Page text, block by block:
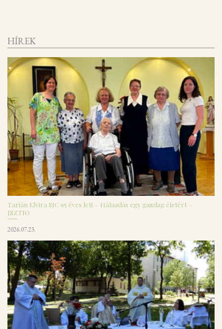
HÍREK
Tarján Elvira SJC 95 éves lett – Hálaadás egy gazdag életért –
JSZTIO
2026.07.23.